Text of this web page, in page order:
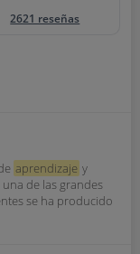
2621 reseñas
aprendizaje y
de las grandes
se ha producido